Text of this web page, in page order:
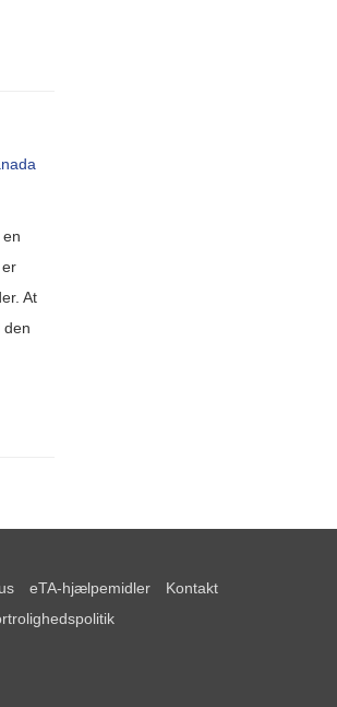
At
den
eTA-hjælpemidler
Kontakt